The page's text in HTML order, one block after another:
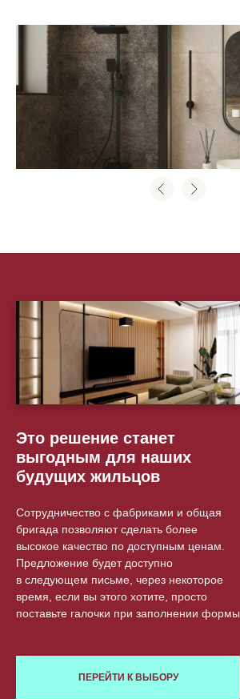
Cотрудничество с фабриками и общая
бригада позволяют сделать более
высокое качество по доступным ценам.
Предложение будет доступно
в следующем письме, через некоторое
время, если вы этого хотите, просто
поставьте галочки при заполнении формы
Это решение станет
выгодным для наших
будущих жильцов
ПЕРЕЙТИ К ВЫБОРУ